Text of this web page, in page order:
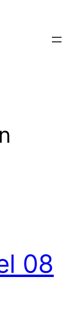
08